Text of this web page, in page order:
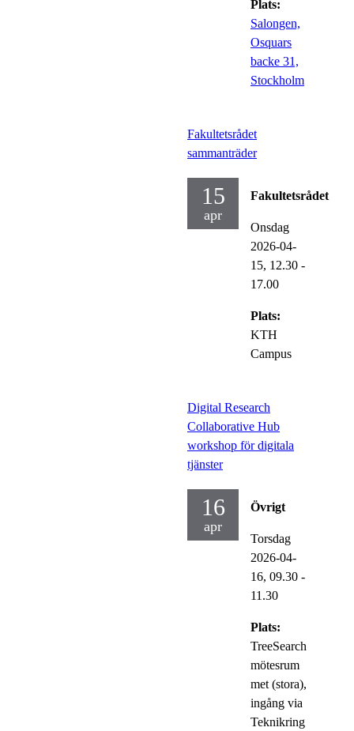
Plats:
Salongen,
Osquars
backe 31,
Stockholm
Fakultetsrådet
sammanträder
15
apr
Fakultetsrådet
Onsdag
2026-04-
15, 12.30 -
17.00
Plats:
KTH
Campus
Digital Research
Collaborative Hub
workshop för digitala
tjänster
16
apr
Övrigt
Torsdag
2026-04-
16, 09.30 -
11.30
Plats:
TreeSearch
mötesrum
met (stora),
ingång via
Teknikring